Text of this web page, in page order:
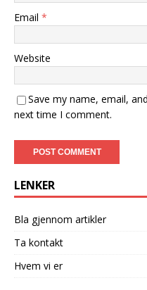
Email *
Website
Save my name, email,
next time I comment.
LENKER
Bla gjennom artikler
Ta kontakt
Hvem vi er